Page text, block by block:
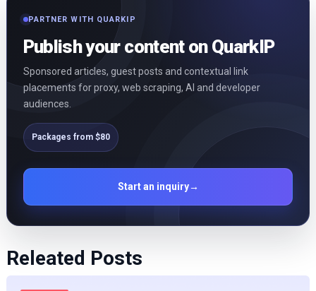
PARTNER WITH QUARKIP
Publish your content on QuarkIP
Sponsored articles, guest posts and contextual link
placements for proxy, web scraping, AI and developer
audiences.
Packages from $80
Start an inquiry→
Releated Posts